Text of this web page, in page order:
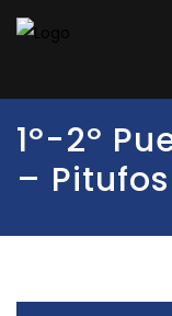
1º-2º
– Pitufos